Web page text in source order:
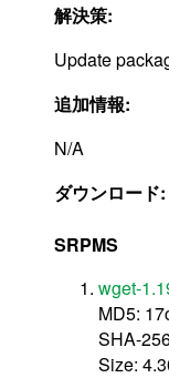
解決策:
Update
追加情報:
N/A
ダウンロード:
SRPMS
wget-
MD5:
SHA-
Size: